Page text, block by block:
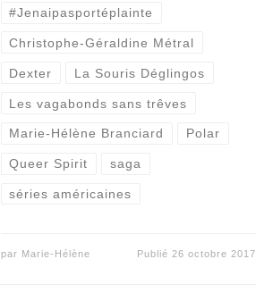
#Jenaipasportéplainte
Christophe-Géraldine Métral
Dexter La Souris Déglingos
Les vagabonds sans trêves
Marie-Hélène Branciard Polar
Queer Spirit saga
séries américaines
par Marie-Hélène Publié 26 octobre 2017